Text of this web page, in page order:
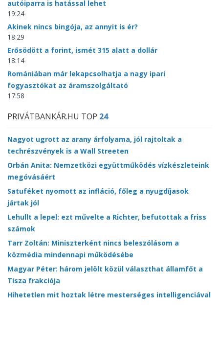
autóiparra is hatással lehet
19:24
Akinek nincs bingója, az annyit is ér?
18:29
Erősödött a forint, ismét 315 alatt a dollár
18:14
Romániában már lekapcsolhatja a nagy ipari
fogyasztókat az áramszolgáltató
17:58
PRIVÁTBANKÁR.HU TOP 24
Nagyot ugrott az arany árfolyama, jól rajtoltak a
techrészvények is a Wall Streeten
Orbán Anita: Nemzetközi együttműködés vízkészleteink
megóvásáért
Satuféket nyomott az infláció, főleg a nyugdíjasok
jártak jól
Lehullt a lepel: ezt művelte a Richter, befutottak a friss
számok
Tarr Zoltán: Miniszterként nincs beleszólásom a
közmédia mindennapi működésébe
Magyar Péter: három jelölt közül választhat államfőt a
Tisza frakciója
Hihetetlen mit hoztak létre mesterséges intelligenciával